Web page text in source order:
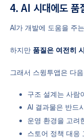
4. AI 시대에도 품
AI가 개발에 도움을 주
하지만 품질은 여전히
그래서 스윙투앱은 다
구조 설계는 사람
AI 결과물은 반드
운영 환경을 고려
스토어 정책 대응